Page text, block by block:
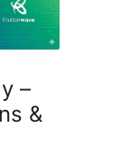
–
&